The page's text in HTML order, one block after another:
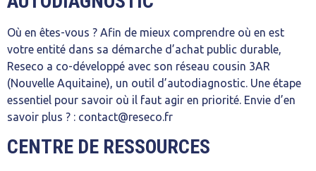
Où en êtes-vous ? Afin de mieux comprendre où en est
votre entité dans sa démarche d’achat public durable,
Reseco a co-développé avec son réseau cousin 3AR
(Nouvelle Aquitaine), un outil d’autodiagnostic. Une étape
essentiel pour savoir où il faut agir en priorité. Envie d’en
savoir plus ? : contact@reseco.fr
CENTRE DE RESSOURCES